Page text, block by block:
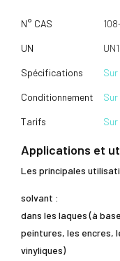
N° CAS
UN
Spécifications
Conditionnement
Tarifs
Applications et
Les principales
solvant :
dans les laques (à
peintures, les encres,
vinyliques)